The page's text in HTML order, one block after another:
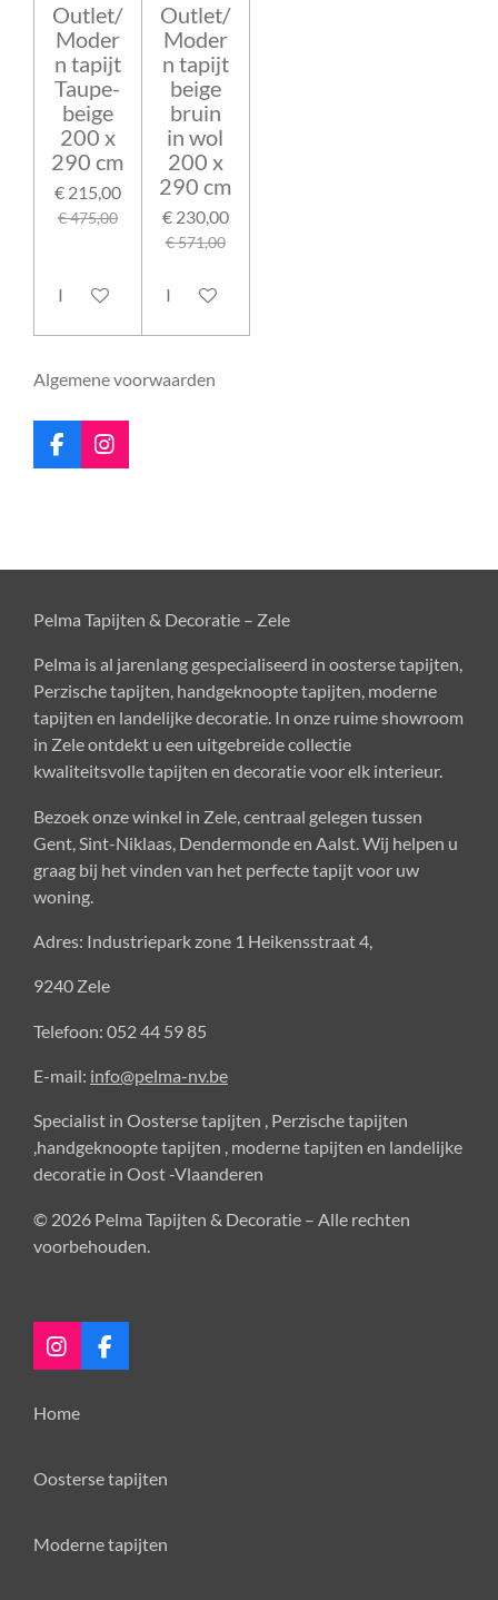
Outlet/
Moder
n tapijt
Taupe-
beige
200 x
290 cm
€ 215,00
€ 475,00
In winkelwagen
Outlet/
Moder
n tapijt
beige
bruin
in wol
200 x
290 cm
€ 230,00
€ 571,00
In winkelwagen
Algemene voorwaarden
F
a
I
n
m
Pelma Tapijten & Decoratie – Zele
Pelma is al jarenlang gespecialiseerd in oosterse tapijten,
Perzische tapijten, handgeknoopte tapijten, moderne
tapijten en landelijke decoratie. In onze ruime showroom
in Zele ontdekt u een uitgebreide collectie
kwaliteitsvolle tapijten en decoratie voor elk interieur.
Bezoek onze winkel in Zele, centraal gelegen tussen
Gent, Sint-Niklaas, Dendermonde en Aalst. Wij helpen u
graag bij het vinden van het perfecte tapijt voor uw
woning.
Adres: Industriepark zone 1 Heikensstraat 4,
9240 Zele
Telefoon: 052 44 59 85
E-mail: info@pelma-nv.be
Specialist in Oosterse tapijten , Perzische tapijten
,handgeknoopte tapijten , moderne tapijten en landelijke
decoratie in Oost -Vlaanderen
© 2026 Pelma Tapijten & Decoratie – Alle rechten
voorbehouden.
I
n
t
r
F
a
o
Home
Oosterse tapijten
Moderne tapijten